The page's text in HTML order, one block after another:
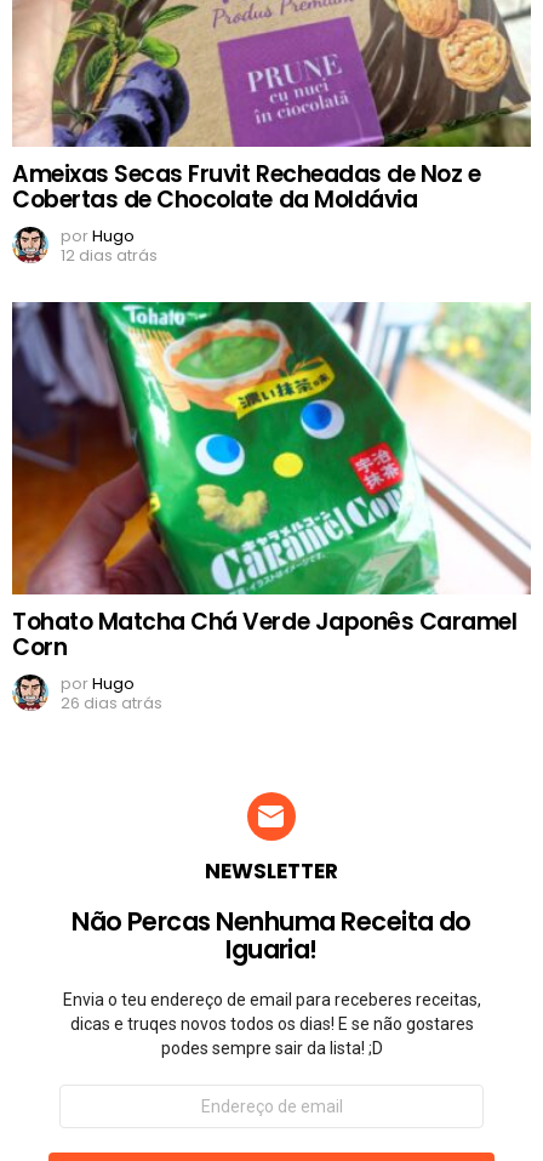
Ameixas Secas Fruvit Recheadas de Noz e
Cobertas de Chocolate da Moldávia
porHugo
12 dias atrás
Tohato Matcha Chá Verde Japonês Caramel
Corn
porHugo
26 dias atrás
NEWSLETTER
Não Percas Nenhuma Receita do
Iguaria!
Envia o teu endereço de email para receberes receitas,
dicas e truqes novos todos os dias! E se não gostares
podes sempre sair da lista! ;D
Endereço
email